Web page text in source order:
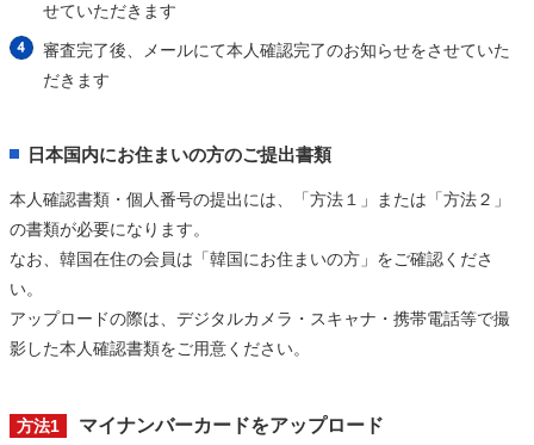
せていただきます
審査完了後、メールにて本人確認完了のお知らせをさせていた
だきます
日本国内にお住まいの方のご提出書類
本人確認書類・個人番号の提出には、「方法１」または「方法２」
の書類が必要になります。
なお、韓国在住の会員は「韓国にお住まいの方」をご確認くださ
い。
アップロードの際は、デジタルカメラ・スキャナ・携帯電話等で撮
影した本人確認書類をご用意ください。
方法1 マイナンバーカードをアップロード